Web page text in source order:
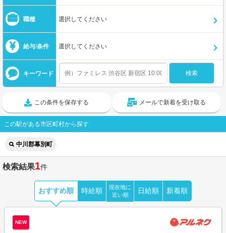
職種 選択してください
給与/条件 選択してください
キーワード
この条件を保存する メールで新着を受け取る
この駅がある市区町村から探す
中川郡幕別町
検索結果1件
おすすめ順 時給順
現在地に
近い順
日給順 新着順
NEW